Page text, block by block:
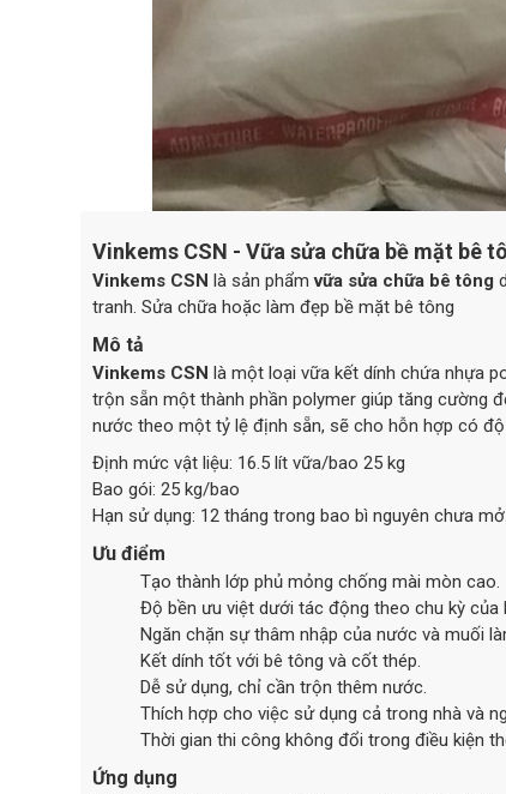
Vinkems CSN - Vữa sửa chữa bề mặt bê
Vinkems CSN là sản phẩmvữa sửa chữa bê tông
tranh. Sửa chữa hoặc làm đẹp bề mặt bê tông
Mô tả
Vinkems CSN là một loại vữa kết dính chứa nhựa
trộn sẵn một thành phần polymer giúp tăng cường
nước theo một tỷ lệ định sẵn, sẽ cho hỗn hợp có
Định mức vật liệu: 16.5 lít vữa/bao 25 kg
Bao gói: 25 kg/bao
Hạn sử dụng: 12 tháng trong bao bì nguyên chưa
Ưu điểm
Tạo thành lớp phủ mỏng chống mài mòn cao.
Độ bền ưu việt dưới tác động theo chu kỳ của
Ngăn chặn sự thâm nhập của nước và muối
Kết dính tốt với bê tông và cốt thép.
Dễ sử dụng, chỉ cần trộn thêm nước.
Thích hợp cho việc sử dụng cả trong nhà và
Thời gian thi công không đổi trong điều kiện
Ứng dụng